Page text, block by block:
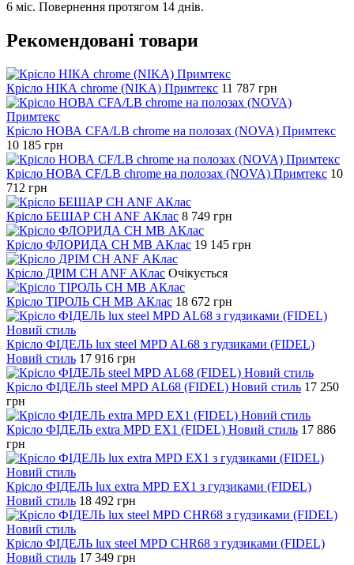
6 міс. Повернення протягом 14 днів.
Рекомендовані товари
Крісло НІКА chrome (NIKA) Примтекс 11 787 грн
Крісло НОВА CFA/LB chrome на полозах (NOVA) Примтекс
10 185 грн
Крісло НОВА CF/LB chrome на полозах (NOVA) Примтекс 10
712 грн
Крісло БЕШАР CH ANF АКлас 8 749 грн
Крісло ФЛОРИДА CH MB АКлас 19 145 грн
Крісло ДРІМ CH ANF АКлас Очікується
Крісло ТІРОЛЬ CH MB АКлас 18 672 грн
Крісло ФІДЕЛЬ lux steel MPD AL68 з гудзиками (FIDEL)
Новий стиль 17 916 грн
Крісло ФІДЕЛЬ steel MPD AL68 (FIDEL) Новий стиль 17 250
грн
Крісло ФІДЕЛЬ extra MPD EX1 (FIDEL) Новий стиль 17 886
грн
Крісло ФІДЕЛЬ lux extra MPD EX1 з гудзиками (FIDEL)
Новий стиль 18 492 грн
Крісло ФІДЕЛЬ lux steel MPD CHR68 з гудзиками (FIDEL)
Новий стиль 17 349 грн